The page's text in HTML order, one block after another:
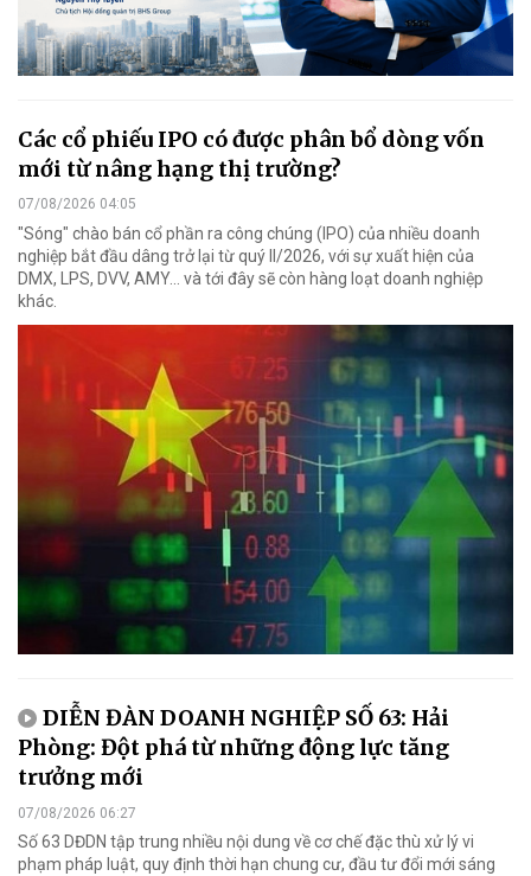
Các cổ phiếu IPO có được phân bổ dòng vốn
mới từ nâng hạng thị trường?
07/08/2026 04:05
"Sóng" chào bán cổ phần ra công chúng (IPO) của nhiều doanh
nghiệp bắt đầu dâng trở lại từ quý II/2026, với sự xuất hiện của
DMX, LPS, DVV, AMY... và tới đây sẽ còn hàng loạt doanh nghiệp
khác.
DIỄN ĐÀN DOANH NGHIỆP SỐ 63: Hải
Phòng: Đột phá từ những động lực tăng
trưởng mới
07/08/2026 06:27
Số 63 DĐDN tập trung nhiều nội dung về cơ chế đặc thù xử lý vi
phạm pháp luật, quy định thời hạn chung cư, đầu tư đổi mới sáng